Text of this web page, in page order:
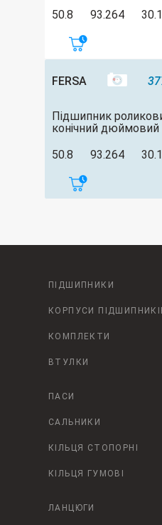
50.8
93.264
FERSA
Підшипник
конічний дюймовий
50.8
93.264
ПІДШИПНИКИ
КОРПУСИ
КОМПЛЕКТИ
ВТУЛКИ
ПАСИ
САЛЬНИКИ
КІЛЬЦЯ СТОПОРНІ
КІЛЬЦЯ ГУМОВІ
ЛАНЦЮГИ